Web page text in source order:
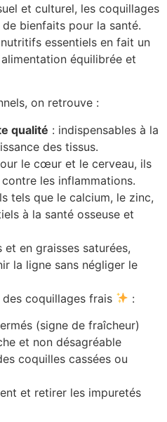
et culturel, les coquillages
bienfaits pour la santé.
essentiels en fait un
équilibrée et
on retrouve :
qualité : indispensables à la
des tissus.
le cœur et le cerveau, ils
les inflammations.
tels que le calcium, le zinc,
à la santé osseuse et
et en graisses saturées,
la ligne sans négliger le
coquillages frais
:
(signe de fraîcheur)
et non désagréable
coquilles cassées ou
et retirer les impuretés